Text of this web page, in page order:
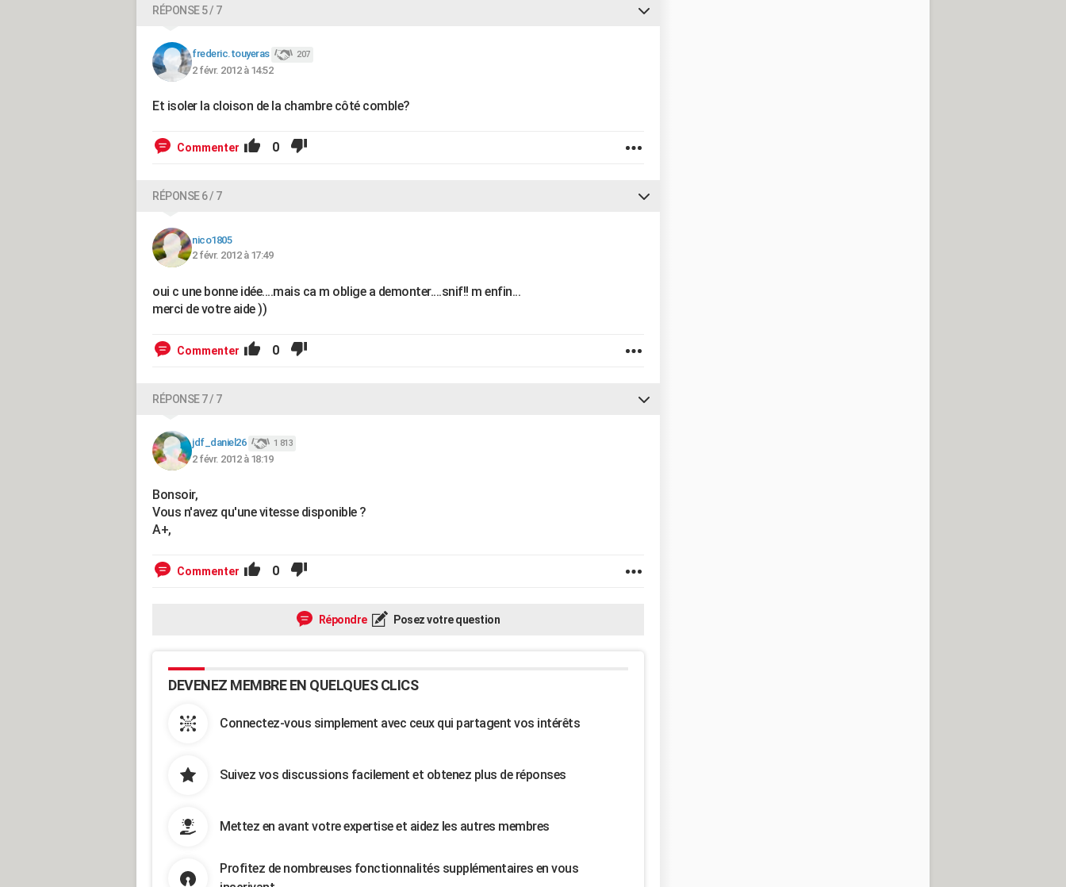
RÉPONSE 5 / 7
frederic.touyeras 207
2 févr. 2012 à 14:52
Et isoler la cloison de la chambre côté comble?
Commenter 0
RÉPONSE 6 / 7
nico1805
2 févr. 2012 à 17:49
oui c une bonne idée....mais ca m oblige a demonter....snif!! m enfin...
merci de votre aide ))
Commenter 0
RÉPONSE 7 / 7
jdf_daniel26 1 813
2 févr. 2012 à 18:19
Bonsoir,
Vous n'avez qu'une vitesse disponible ?
A+,
Commenter 0
Répondre Posez votre question
DEVENEZ MEMBRE EN QUELQUES CLICS
Connectez-vous simplement avec ceux qui partagent vos intérêts
Suivez vos discussions facilement et obtenez plus de réponses
Mettez en avant votre expertise et aidez les autres membres
Profitez de nombreuses fonctionnalités supplémentaires en vous